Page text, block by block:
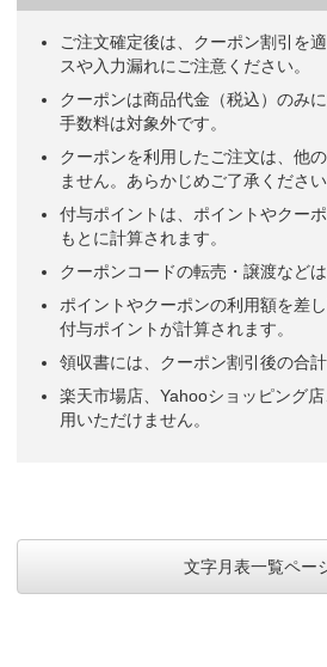
ご注文確定後は、クーポン割引を
スや入力漏れにご注意ください。
クーポンは商品代金（税込）のみ
手数料は対象外です。
クーポンを利用したご注文は、他
ません。あらかじめご了承ください
付与ポイントは、ポイントやクー
もとに計算されます。
クーポンコードの転売・譲渡など
ポイントやクーポンの利用額を差
付与ポイントが計算されます。
領収書には、クーポン割引後の合
楽天市場店、Yahooショッピング
用いただけません。
文字月表一覧ペー